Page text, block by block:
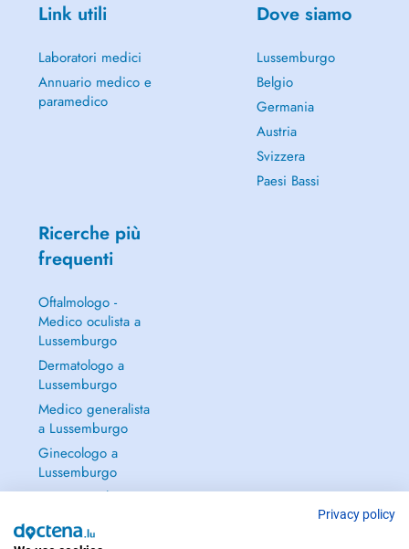
Link utili
Laboratori medici
Annuario medico e
paramedico
Dove siamo
Lussemburgo
Belgio
Germania
Austria
Svizzera
Paesi Bassi
Ricerche più
frequenti
Oftalmologo -
Medico oculista a
Lussemburgo
Dermatologo a
Lussemburgo
Medico generalista
a Lussemburgo
Ginecologo a
Lussemburgo
Continua a leggere
Privacy policy